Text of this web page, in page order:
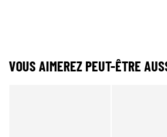
VOUS AIMEREZ PEUT-ÊTRE